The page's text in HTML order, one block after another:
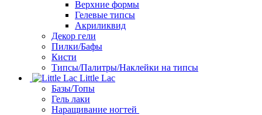
Верхние формы
Гелевые типсы
Акриликвид
Декор гели
Пилки/Бафы
Кисти
Типсы/Палитры/Наклейки на типсы
Little Lac
Базы/Топы
Гель лаки
Наращивание ногтей